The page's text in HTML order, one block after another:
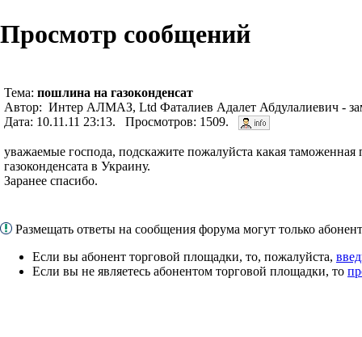
Просмотр сообщений
Тема: пошлина на газоконденсат
Автор: Интер АЛМАЗ, Ltd Фаталиев Адалет Абдулалиевич -
Дата: 10.11.11 23:13. Просмотров: 1509.
уважаемые господа, подскажите пожалуйста какая
газоконденсата в Украину.
Заранее спасибо.
Размещать ответы на сообщения форума могут только
Если вы абонент торговой площадки, то, пожалуйста,
Если вы не являетесь абонентом торговой площадки, то